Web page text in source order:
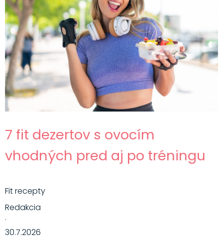
7 fit dezertov s ovocím
vhodných pred aj po tréningu
Fit recepty
Redakcia
·
30.7.2026